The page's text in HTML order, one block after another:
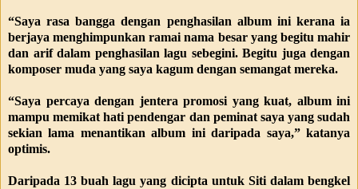
“Saya rasa bangga dengan penghasilan album ini kerana ia
berjaya menghimpunkan ramai nama besar yang begitu mahir
dan arif dalam penghasilan lagu sebegini. Begitu juga dengan
komposer muda yang saya kagum dengan semangat mereka.
“Saya percaya dengan jentera promosi yang kuat, album ini
mampu memikat hati pendengar dan peminat saya yang sudah
sekian lama menantikan album ini daripada saya,” katanya
optimis.
Daripada 13 buah lagu yang dicipta untuk Siti dalam bengkel